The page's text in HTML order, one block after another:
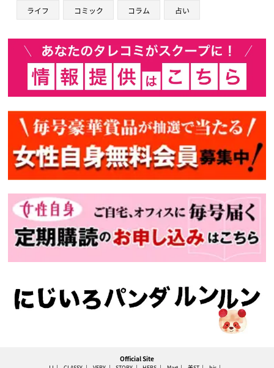
ライフ コミック コラム 占い
Official Site